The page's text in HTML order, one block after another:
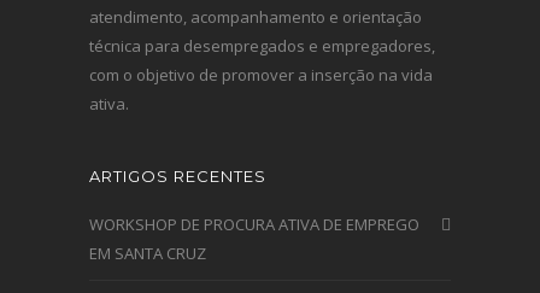
atendimento, acompanhamento e orientação
técnica para desempregados e empregadores,
com o objetivo de promover a inserção na vida
ativa.
ARTIGOS RECENTES
WORKSHOP DE PROCURA ATIVA DE EMPREGO
EM SANTA CRUZ